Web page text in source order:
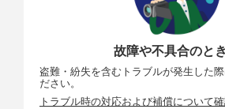
故障や不具合のと
盗難・紛失を含むトラブルが発生した
ださい。
トラブル時の対応および補償について